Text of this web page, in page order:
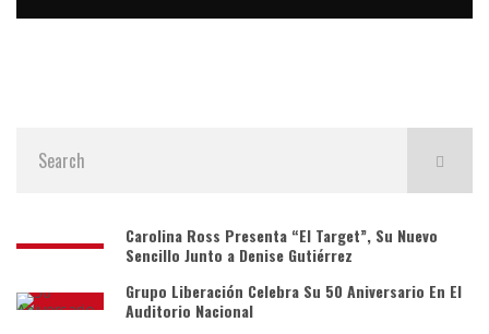
Carolina Ross Presenta “El Target”, Su Nuevo
Sencillo Junto a Denise Gutiérrez
Grupo Liberación Celebra Su 50 Aniversario En El
Auditorio Nacional